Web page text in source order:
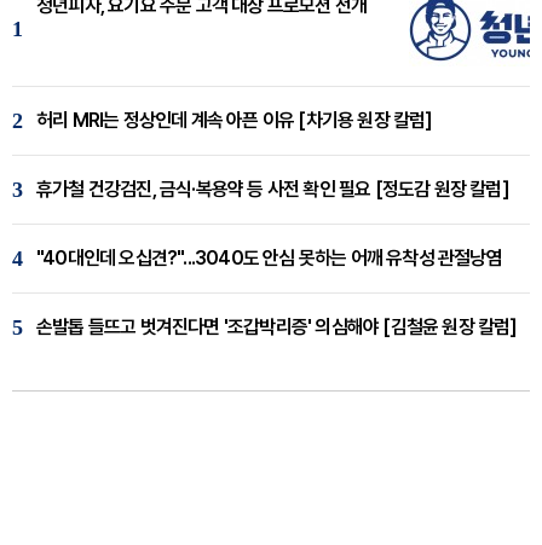
1
청년피자, 요기요 주문 고객 대상 프로모션 전개
2 허리 MRI는 정상인데 계속 아픈 이유 [차기용 원장 칼럼]
3 휴가철 건강검진, 금식·복용약 등 사전 확인 필요 [정도감 원장 칼럼]
4 "40대인데 오십견?"...3040도 안심 못하는 어깨 유착성 관절낭염
5 손발톱 들뜨고 벗겨진다면 '조갑박리증' 의심해야 [김철윤 원장 칼럼]